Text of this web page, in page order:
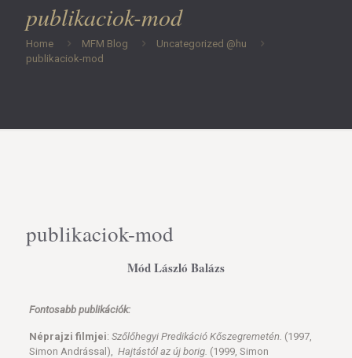
publikaciok-mod
Home MFM Blog
Uncategorized @hu
publikaciok-mod
publikaciok-mod
Mód László Balázs
Fontosabb publikációk:
Néprajzi filmjei: Szőlőhegyi Predikáció Kőszegremetén. (1997,
Simon Andrással), Hajtástól az új borig. (1999, Simon